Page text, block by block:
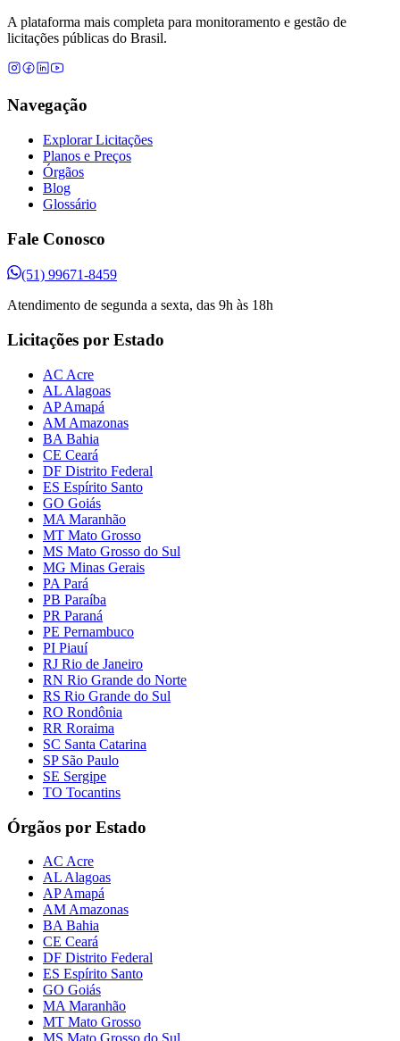
A plataforma mais completa para monitoramento e gestão de
licitações públicas do Brasil.
Navegação
Explorar Licitações
Planos e Preços
Órgãos
Blog
Glossário
Fale Conosco
(51) 99671-8459
Atendimento de segunda a sexta, das 9h às 18h
Licitações por Estado
AC Acre
AL Alagoas
AP Amapá
AM Amazonas
BA Bahia
CE Ceará
DF Distrito Federal
ES Espírito Santo
GO Goiás
MA Maranhão
MT Mato Grosso
MS Mato Grosso do Sul
MG Minas Gerais
PA Pará
PB Paraíba
PR Paraná
PE Pernambuco
PI Piauí
RJ Rio de Janeiro
RN Rio Grande do Norte
RS Rio Grande do Sul
RO Rondônia
RR Roraima
SC Santa Catarina
SP São Paulo
SE Sergipe
TO Tocantins
Órgãos por Estado
AC Acre
AL Alagoas
AP Amapá
AM Amazonas
BA Bahia
CE Ceará
DF Distrito Federal
ES Espírito Santo
GO Goiás
MA Maranhão
MT Mato Grosso